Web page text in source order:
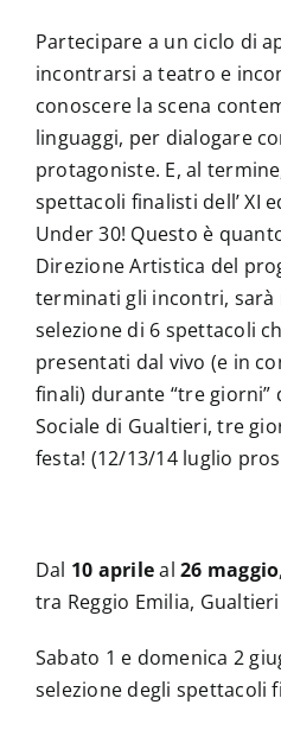
Partecipare a un ciclo di
incontrarsi a teatro e
conoscere la scena
linguaggi, per dialogare
protagoniste. E, al
spettacoli finalisti dell’ XI
Under 30! Questo è
Direzione Artistica del
terminati gli incontri, sarà
selezione di 6 spettacoli
presentati dal vivo (e in
finali) durante “tre giorni”
Sociale di Gualtieri, tre
festa! (12/13/14 luglio
Dal 10 aprileal26 maggio,
tra Reggio Emilia,
Sabato 1 e domenica 2
selezione degli spettacoli